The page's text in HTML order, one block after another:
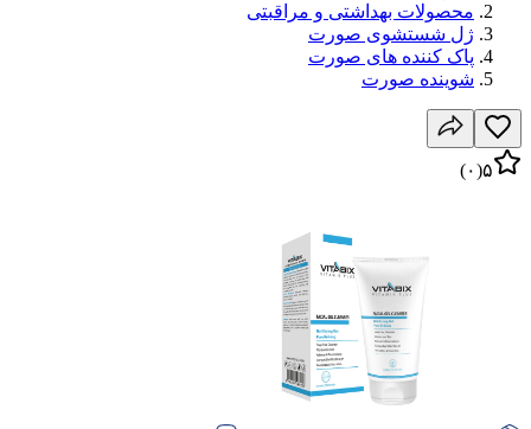
محصولات بهداشتی و مراقبتی
ژل شستشوی صورت
پاک کننده های صورت
شوینده صورت
۵(۰)